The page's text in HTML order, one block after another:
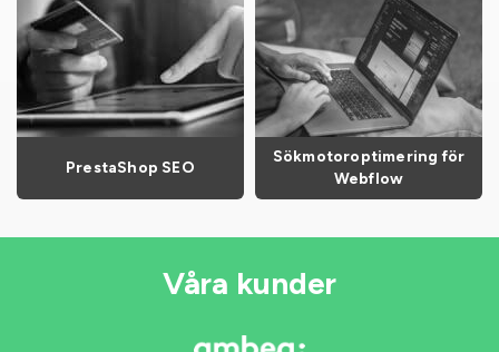
PrestaShop SEO
Sökmotoroptimering för
Webflow
Våra kunder